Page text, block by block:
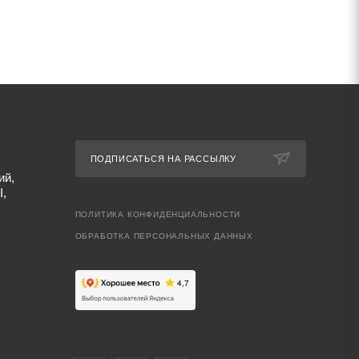
ПОДПИСАТЬСЯ НА РАССЫЛКУ
ПОЛИТИКА КОНФИДЕНЦИАЛЬНОСТИ
ОБРАБОТКА ПЕРСОНАЛЬНЫХ ДАННЫХ